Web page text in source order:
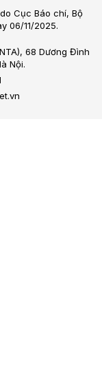
Cục Báo chí, Bộ
06/11/2025.
68 Dương Đình
Nội.